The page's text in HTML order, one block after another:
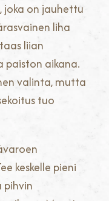
on jauhettu
liha
liian
paiston aikana.
valinta, mutta
tuo
keskelle pieni
pihvin